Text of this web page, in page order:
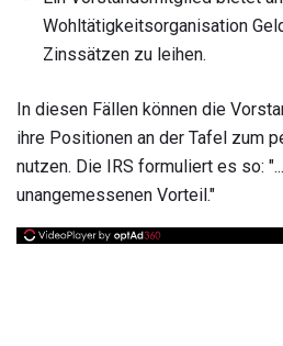
Wohltätigkeitsorganisation
Zinssätzen zu leihen.
In diesen Fällen können die
ihre Positionen an der Tafel zum
nutzen. Die IRS formuliert es so:
unangemessenen Vorteil."